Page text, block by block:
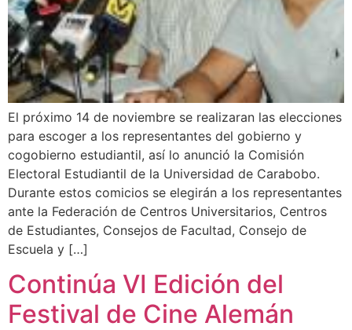
El próximo 14 de noviembre se realizaran las elecciones
para escoger a los representantes del gobierno y
cogobierno estudiantil, así lo anunció la Comisión
Electoral Estudiantil de la Universidad de Carabobo.
Durante estos comicios se elegirán a los representantes
ante la Federación de Centros Universitarios, Centros
de Estudiantes, Consejos de Facultad, Consejo de
Escuela y […]
Continúa VI Edición del
Festival de Cine Alemán